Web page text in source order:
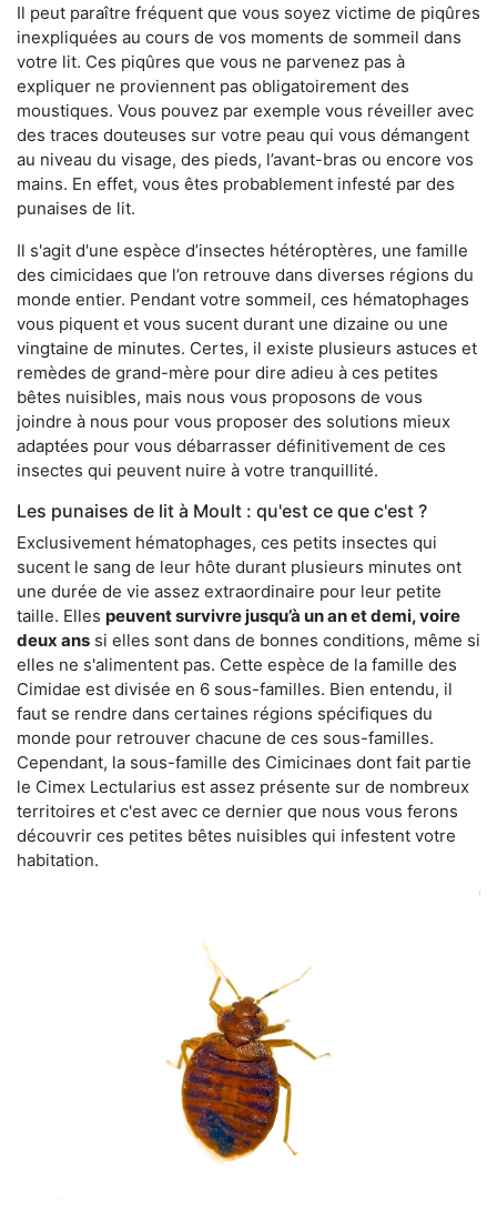
Il peut paraître fréquent que vous soyez victime de piqûres
inexpliquées au cours de vos moments de sommeil dans
votre lit. Ces piqûres que vous ne parvenez pas à
expliquer ne proviennent pas obligatoirement des
moustiques. Vous pouvez par exemple vous réveiller avec
des traces douteuses sur votre peau qui vous démangent
au niveau du visage, des pieds, l’avant-bras ou encore vos
mains. En effet, vous êtes probablement infesté par des
punaises de lit.
Il s'agit d'une espèce d’insectes hétéroptères, une famille
des cimicidaes que l’on retrouve dans diverses régions du
monde entier. Pendant votre sommeil, ces hématophages
vous piquent et vous sucent durant une dizaine ou une
vingtaine de minutes. Certes, il existe plusieurs astuces et
remèdes de grand-mère pour dire adieu à ces petites
bêtes nuisibles, mais nous vous proposons de vous
joindre à nous pour vous proposer des solutions mieux
adaptées pour vous débarrasser définitivement de ces
insectes qui peuvent nuire à votre tranquillité.
Les punaises de lit à Moult : qu'est ce que c'est ?
Exclusivement hématophages, ces petits insectes qui
sucent le sang de leur hôte durant plusieurs minutes ont
une durée de vie assez extraordinaire pour leur petite
taille. Elles peuvent survivre jusqu’à un an et demi, voire
deux ans si elles sont dans de bonnes conditions, même si
elles ne s'alimentent pas. Cette espèce de la famille des
Cimidae est divisée en 6 sous-familles. Bien entendu, il
faut se rendre dans certaines régions spécifiques du
monde pour retrouver chacune de ces sous-familles.
Cependant, la sous-famille des Cimicinaes dont fait partie
le Cimex Lectularius est assez présente sur de nombreux
territoires et c'est avec ce dernier que nous vous ferons
découvrir ces petites bêtes nuisibles qui infestent votre
habitation.